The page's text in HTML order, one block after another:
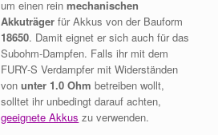
um einen reinmechanischen
Akkuträger für Akkus von der Bauform
18650. Damit eignet er sich auch für das
Subohm-Dampfen. Falls ihr mit dem
FURY-S Verdampfer mit Widerständen
vonunter 1.0 Ohm betreiben wollt,
solltet ihr unbedingt darauf achten,
geeignete Akkus zu verwenden.